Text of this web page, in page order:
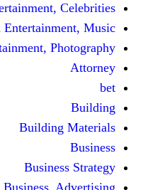
Arts & Entertainment,
Arts &
Arts & Entertainment,